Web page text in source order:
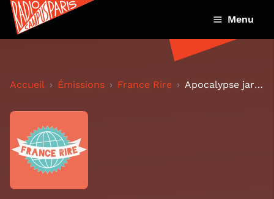
Menu
Accueil Émissions France Rire Apocalypse jardin